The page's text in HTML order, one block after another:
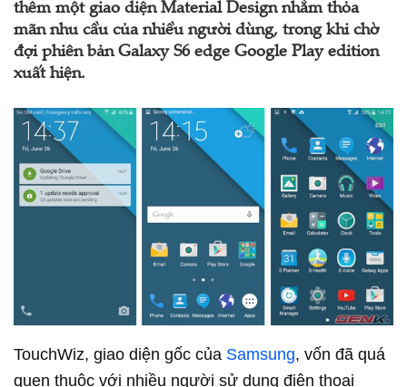
thêm một giao diện Material Design nhằm thỏa
mãn nhu cầu của nhiều người dùng, trong khi chờ
đợi phiên bản Galaxy S6 edge Google Play edition
xuất hiện.
TouchWiz, giao diện gốc của Samsung, vốn đã quá
quen thuộc với nhiều người sử dụng điện thoại